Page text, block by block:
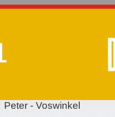
Peter - Voswinkel